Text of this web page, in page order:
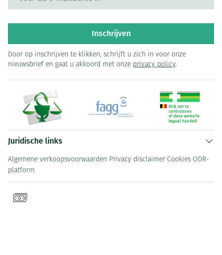
Inschrijven
Door op inschrijven te klikken, schrijft u zich in voor onze
nieuwsbrief en gaat u akkoord met onze privacy policy.
Juridische links
Algemene verkoopsvoorwaarden Privacy disclaimer Cookies ODR-
platform